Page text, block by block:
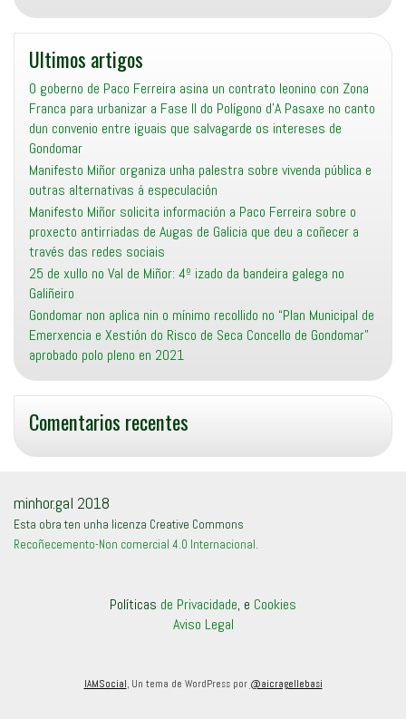
Ultimos artigos
O goberno de Paco Ferreira asina un contrato leonino con Zona
Franca para urbanizar a Fase II do Polígono d’A Pasaxe no canto
dun convenio entre iguais que salvagarde os intereses de
Gondomar
Manifesto Miñor organiza unha palestra sobre vivenda pública e
outras alternativas á especulación
Manifesto Miñor solicita información a Paco Ferreira sobre o
proxecto antirriadas de Augas de Galicia que deu a coñecer a
través das redes sociais
25 de xullo no Val de Miñor: 4º izado da bandeira galega no
Galiñeiro
Gondomar non aplica nin o mínimo recollido no “Plan Municipal de
Emerxencia e Xestión do Risco de Seca Concello de Gondomar”
aprobado polo pleno en 2021
Comentarios recentes
minhor.gal 2018
Esta obra ten unha licenza Creative Commons
Recoñecemento-Non comercial 4.0 Internacional.
Políticas de Privacidade, e Cookies
Aviso Legal
IAMSocial, Un tema de WordPress por @aicragellebasi